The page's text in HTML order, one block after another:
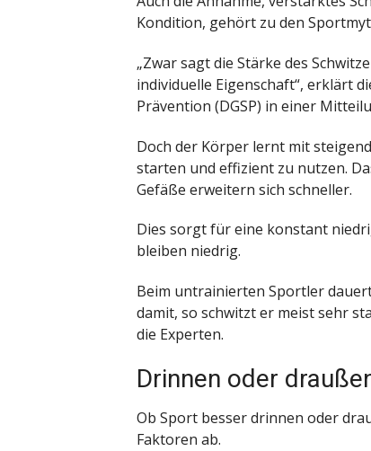
Kondition, gehört zu den
„Zwar sagt die Stärke des
individuelle Eigenschaft“, erklärt
Prävention (DGSP) in einer
Doch der Körper lernt mit
starten und effizient zu nutzen.
Gefäße erweitern sich schneller.
Dies sorgt für eine konstant
bleiben niedrig.
Beim untrainierten Sportler
damit, so schwitzt er meist sehr
die Experten.
Drinnen oder
Ob Sport besser drinnen oder
Faktoren ab.